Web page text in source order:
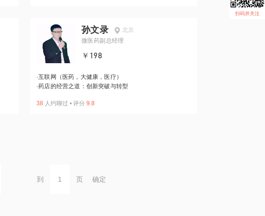
孙文录
北京
微医药副总经理
￥198
·互联网（医药，大健康，医疗）
·药店的经营之道：创新突破与转型
38 人约聊过 • 评分 9.8
到 页 确定
扫码并关注